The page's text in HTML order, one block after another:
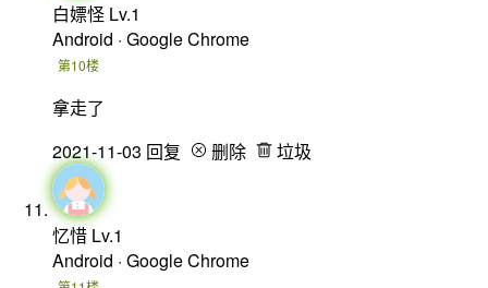
白嫖怪 Lv.1
Android · Google Chrome
第10楼
拿走了
2021-11-03 回复 删除 垃圾
忆惜 Lv.1
Android · Google Chrome